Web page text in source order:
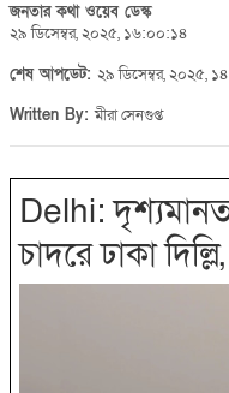
জনতার কথা ওয়েব ডেস্ক
২৯ ডিসেম্বর, ২০২৫, ১৬:০০:১৪
শেষ আপডেট: ২৯ ডিসেম্বর, ২০২৫,
Written By:মীরা সেনগুপ্ত
Delhi:
চাদরে ঢাকা